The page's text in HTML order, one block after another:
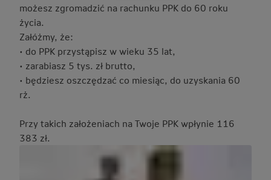
możesz zgromadzić na rachunku PPK do 60 roku
życia.
Załóżmy, że:
• do PPK przystąpisz w wieku 35 lat,
• zarabiasz 5 tys. zł brutto,
• będziesz oszczędzać co miesiąc, do uzyskania 60
rż.
Przy takich założeniach na Twoje PPK wpłynie 116
383 zł.